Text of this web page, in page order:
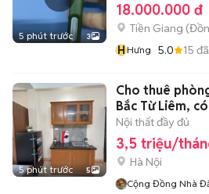
5 phút trước 3
18.000.000 đ
Tiền Giang (
HHưng 5.0 15
5 phút trước 5
Cho thuê
Bắc Từ Liêm,
Nội thất đầy đủ
3,5 triệu/
Hà Nội
Cộng Đồng Nhà